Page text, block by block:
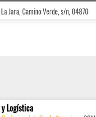
Jara, Camino Verde, s/n, 04870
Logística